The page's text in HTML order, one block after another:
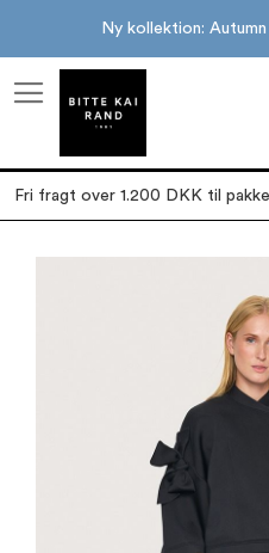
Ny kollektion:
Fri fragt over 1.200 DKK til